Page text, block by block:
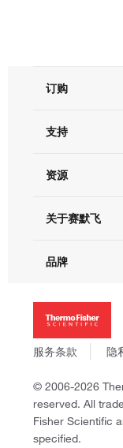
订购
订单支持
现货供应中心
支持
联系我们 - 400
查找文件&证书
资源
促销
社交媒体
关于赛默飞
招聘
新闻
社会责任
商标
品牌
Applied Biosystems
Invitrogen
Gibco
Unity Lab
Patheon
PPD
服务条款 隐
© 2006-2026
reserved. All
Fisher Scientific
specified.